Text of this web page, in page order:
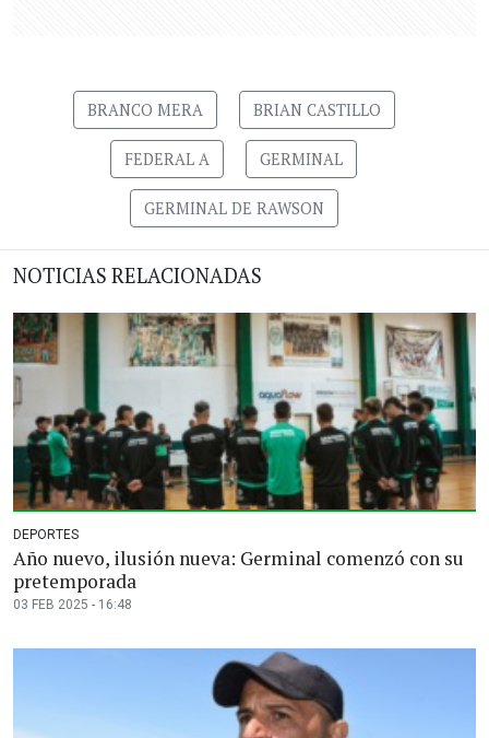
BRANCO MERA BRIAN CASTILLO
FEDERAL A GERMINAL
GERMINAL DE RAWSON
NOTICIAS RELACIONADAS
DEPORTES
Año nuevo, ilusión nueva: Germinal comenzó con su
pretemporada
03 FEB 2025 - 16:48